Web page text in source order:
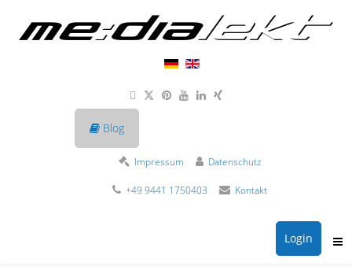
Blog
Impressum Datenschutz
+49 9441 1750403 Kontakt
Login